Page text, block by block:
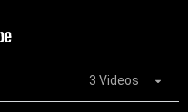
3 Videos